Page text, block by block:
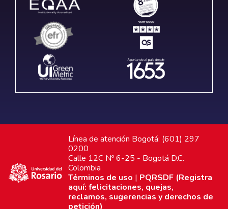
Línea de atención Bogotá: (601) 297
0200
Calle 12C Nº 6-25 - Bogotá D.C.
Colombia
Términos de uso | PQRSDF (Registra
aquí: felicitaciones, quejas,
reclamos, sugerencias y derechos de
petición)